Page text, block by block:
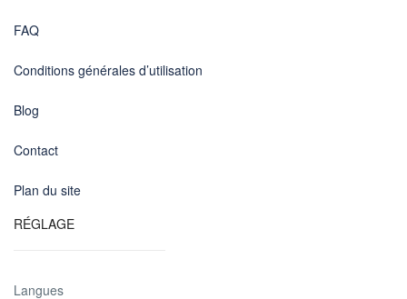
FAQ
Conditions générales d’utilisation
Blog
Contact
Plan du site
RÉGLAGE
Langues